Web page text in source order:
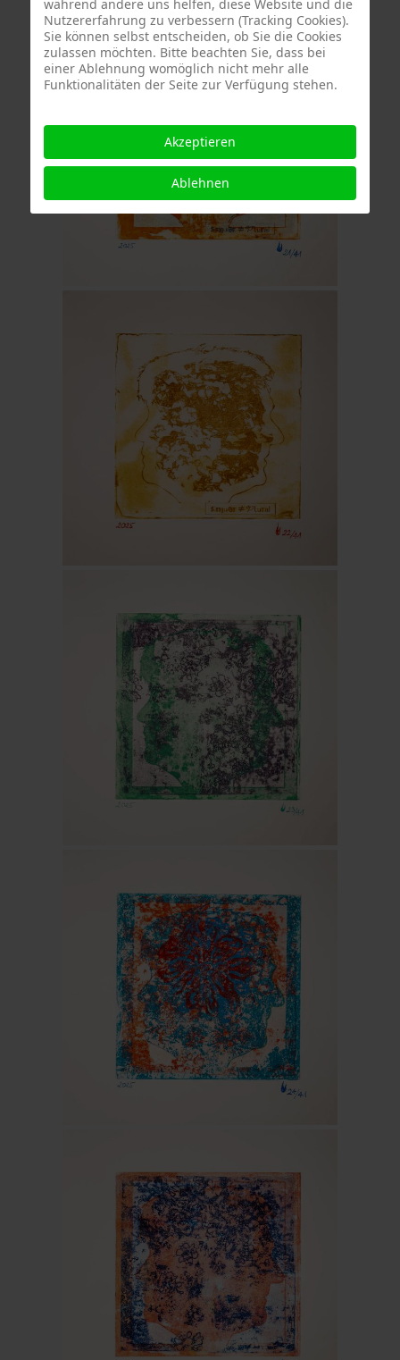
während andere uns helfen, diese Website und die
Nutzererfahrung zu verbessern (Tracking Cookies).
Sie können selbst entscheiden, ob Sie die Cookies
zulassen möchten. Bitte beachten Sie, dass bei
einer Ablehnung womöglich nicht mehr alle
Funktionalitäten der Seite zur Verfügung stehen.
Akzeptieren
Ablehnen